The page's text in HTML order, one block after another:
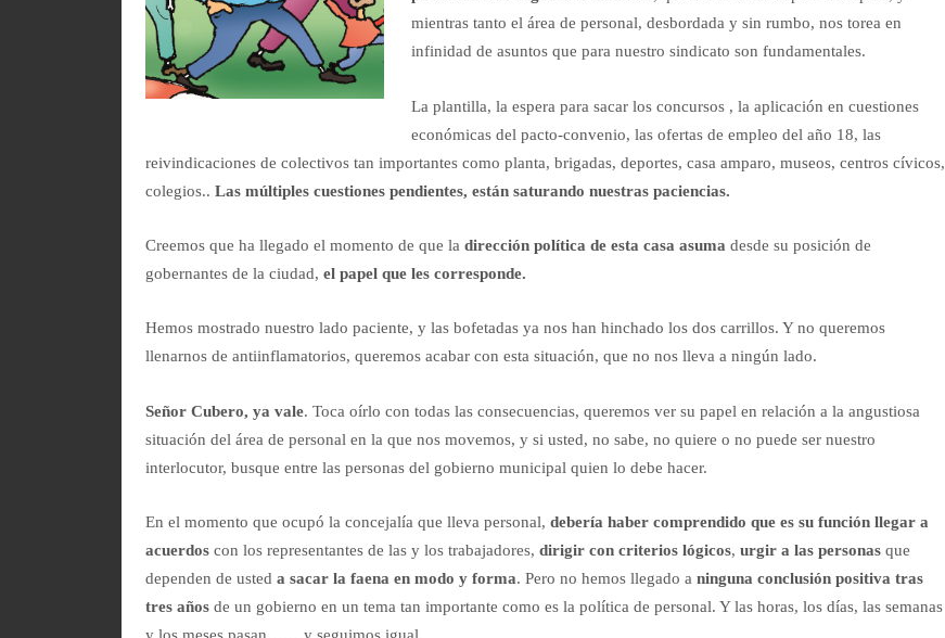
mientras tanto el área de personal, desbordada y sin rumbo, nos torea en
infinidad de asuntos que para nuestro sindicato son fundamentales.
La plantilla, la espera para sacar los concursos , la aplicación en cuestiones
económicas del pacto-convenio, las ofertas de empleo del año 18, las
reivindicaciones de colectivos tan importantes como planta, brigadas, deportes, casa amparo, museos, centros cívicos,
colegios..Las múltiples cuestiones pendientes, están saturando nuestras paciencias.
Creemos que ha llegado el momento de que la dirección política de esta casa asuma desde su posición de
gobernantes de la ciudad,el papel que les corresponde.
Hemos mostrado nuestro lado paciente, y las bofetadas ya nos han hinchado los dos carrillos. Y no queremos
llenarnos de antiinflamatorios, queremos acabar con esta situación, que no nos lleva a ningún lado.
Señor Cubero, ya vale. Toca oírlo con todas las consecuencias, queremos ver su papel en relación a la angustiosa
situación del área de personal en la que nos movemos, y si usted, no sabe, no quiere o no puede ser nuestro
interlocutor, busque entre las personas del gobierno municipal quien lo debe hacer.
En el momento que ocupó la concejalía que lleva personal,debería haber comprendido que es su función llegar a
acuerdos con los representantes de las y los trabajadores,dirigir con criterios lógicos, urgir a las personas que
dependen de usted a sacar la faena en modo y forma. Pero no hemos llegado aninguna conclusión positiva tras
tres años de un gobierno en un tema tan importante como es la política de personal. Y las horas, los días, las semanas